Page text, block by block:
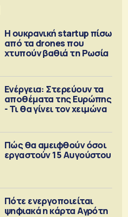
Η ουκρανική startup πίσω
από τα drones που
χτυπούν βαθιά τη Ρωσία
Ενέργεια: Στερεύουν τα
αποθέματα της Ευρώπης
- Τι θα γίνει τον χειμώνα
Πώς θα αμειφθούν όσοι
εργαστούν 15 Αυγούστου
Πότε ενεργοποιείται
ψηφιακά η κάρτα Αγρότη